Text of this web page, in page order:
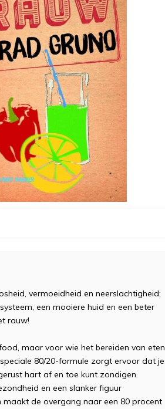
vermoeidheid en neerslachtigheid;
een mooiere huid en een beter
rauw!
maar voor wie het bereiden van eten
80/20-formule zorgt ervoor dat je
hart af en toe kunt zondigen.
en een slanker figuur
de overgang naar een 80 procent